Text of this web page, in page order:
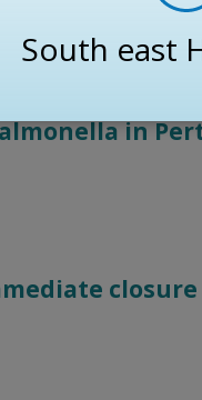
South east
in